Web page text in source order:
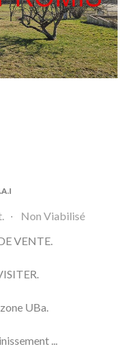
Non Viabilisé
VENTE.
UBa.
...